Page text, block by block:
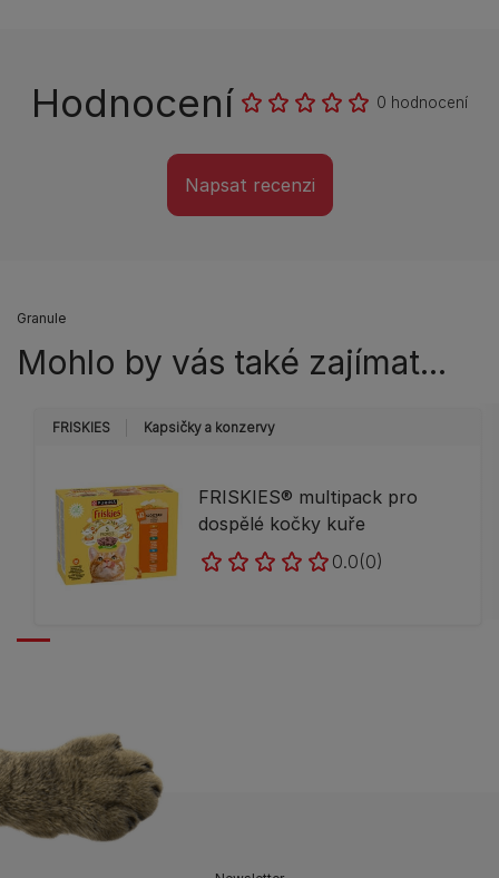
Hodnocení 0 hodnocení
Napsat recenzi
Granule
Mohlo by vás také zajímat...
FRISKIES Kapsičky a konzervy
FRISKIES® multipack pro
dospělé kočky kuře
0.0(0)